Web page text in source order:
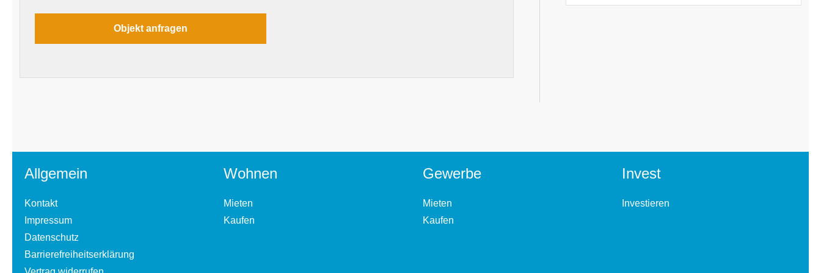
Allgemein
Kontakt
Impressum
Datenschutz
Barrierefreiheitserklärung
Wohnen
Mieten
Kaufen
Gewerbe
Mieten
Kaufen
Invest
Investieren